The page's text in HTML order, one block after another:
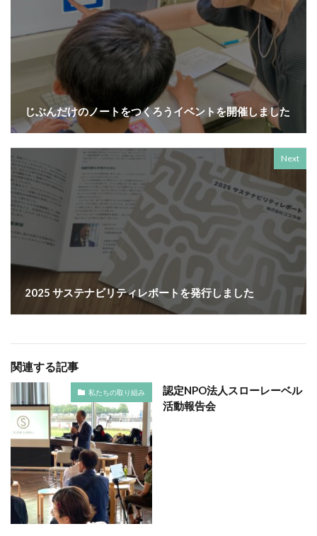
じぶんだけのノートをつくろうイベントを開催しました
Next
2025 サステナビリティレポートを発行しました
関連する記事
私たちの取り組み
認定NPO法人スローレーベル
活動報告会
ありがとうの日
ありがとう運動シール
アンガーマネジメント
アンケート
アンコンシャス・バイアス
イエロー
イギリス
いじめ
いっせい防災行動訓練
イベント
イメージカラー
イヤホン
インキ
インキローラー
インキ使用量削減
インク
インターンシップの推進に当たっての基本的考え方
インターン生
インドネシア
インナージャーニー
ヴィクトリア朝
ウィルス
ウイルス
ヴィンテージ
ウエディングボード
エシカル エチュベ
エリザベス女王
エンパワーメントかながわ
エンパワメントかながわ
オーガニック
オーガニックコットン
オーバーワーク
オリジナルノート
オレンジプロジェクト
オレンジプロジェクト2050
オンライン
オンラインセミナー
お年寄り
お年寄りに優しいまちづくり
お構いなしの色
お正月
お蕎麦
カードフォルダ
かき氷
かさねの色目
かながわ再エネ電力利用事業者